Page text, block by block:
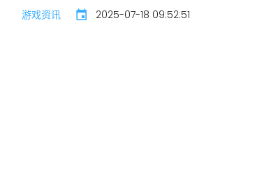
游戏资讯 2025-07-18 09:52:51